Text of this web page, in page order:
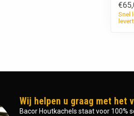
Snel
Wij helpen u graag met het
Bacor Houtkachels staat voor 100%